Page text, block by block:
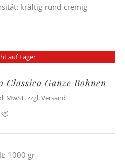
kräftig-rund-cremig
auf Lager
Classico Ganze Bohnen
MwST. zzgl. Versand
1000 gr